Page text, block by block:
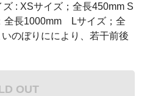
: XSサイズ；全長450mm S
長1000mm Lサイズ；全
のぼりににより、若干前後
OUT